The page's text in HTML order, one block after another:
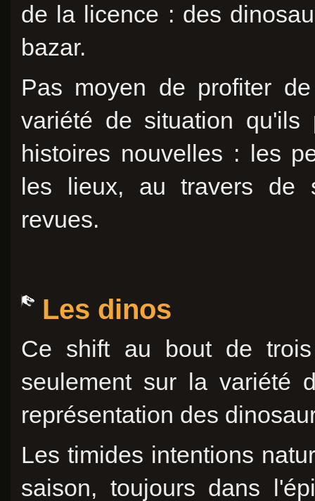
de la licence : des
bazar.
Pas moyen de profiter
variété de situation qu'ils
histoires nouvelles : les
les lieux, au travers de
revues.
Les dinos
Ce shift au bout de
seulement sur la variété
représentation des
Les timides intentions
saison, toujours dans